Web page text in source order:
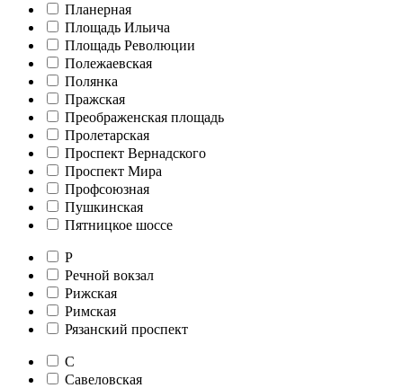
Планерная
Площадь Ильича
Площадь Революции
Полежаевская
Полянка
Пражская
Преображенская площадь
Пролетарская
Проспект Вернадского
Проспект Мира
Профсоюзная
Пушкинская
Пятницкое шоссе
Р
Речной вокзал
Рижская
Римская
Рязанский проспект
С
Савеловская